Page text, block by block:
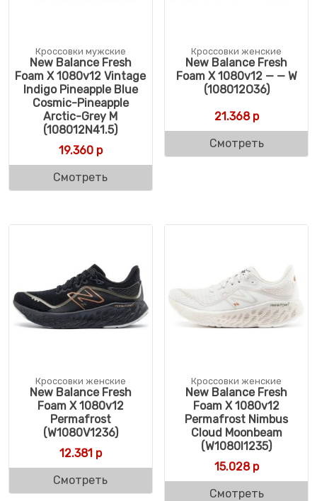
Кроссовки мужские
New Balance Fresh
Foam X 1080v12 Vintage
Indigo Pineapple Blue
Cosmic-Pineapple
Arctic-Grey M
(108012N41.5)
19.360р
Смотреть
Кроссовки женские
New Balance Fresh
Foam X 1080v12 — — W
(108012O36)
21.368р
Смотреть
Кроссовки женские
New Balance Fresh
Foam X 1080v12
Permafrost
(W1080V1236)
12.381р
Смотреть
Кроссовки женские
New Balance Fresh
Foam X 1080v12
Permafrost Nimbus
Cloud Moonbeam
(W1080I1235)
15.028р
Смотреть